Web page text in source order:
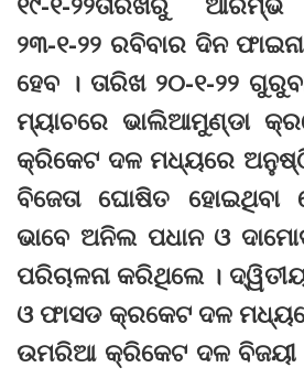
୨୩-୧-୨୨ ରବିବାର ଦିନ
ହେବ । ତାରିଖ ୨୦-୧-୨୨
ମ୍ୟାଚରେ ଭାଲିଆମୁଣ୍ଡା
କ୍ରିକେଟ ଦଳ ମଧ୍ୟରେ
ବିଜେତା ଘୋଷିତ ହୋଇଥିବା
ଭାବେ ଅନିଲ ପଧାନ ଓ
ପରିଚାଳନା କରିଥିଲେ ।
ଓ ଫାସଡ କ୍ରକେଟ ଦଳ
ଉମରିଆ କ୍ରିକେଟ ଦଳ ବିଜୟୀ